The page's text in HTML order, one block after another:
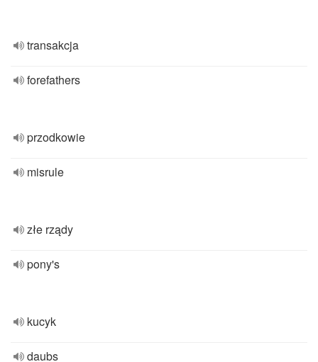
transakcja
forefathers
przodkowie
misrule
złe rządy
pony's
kucyk
daubs